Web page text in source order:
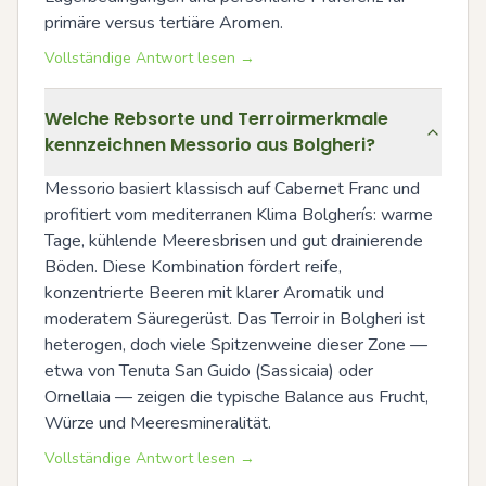
primäre versus tertiäre Aromen.
Vollständige Antwort lesen →
Welche Rebsorte und Terroirmerkmale
kennzeichnen Messorio aus Bolgheri?
Messorio basiert klassisch auf Cabernet Franc und
profitiert vom mediterranen Klima Bolgherís: warme
Tage, kühlende Meeresbrisen und gut drainierende
Böden. Diese Kombination fördert reife,
konzentrierte Beeren mit klarer Aromatik und
moderatem Säuregerüst. Das Terroir in Bolgheri ist
heterogen, doch viele Spitzenweine dieser Zone —
etwa von Tenuta San Guido (Sassicaia) oder
Ornellaia — zeigen die typische Balance aus Frucht,
Würze und Meeresmineralität.
Vollständige Antwort lesen →